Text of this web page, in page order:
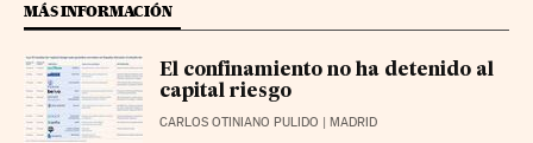
MÁS INFORMACIÓN
El confinamiento no ha detenido al
capital riesgo
CARLOS OTINIANO PULIDO | MADRID